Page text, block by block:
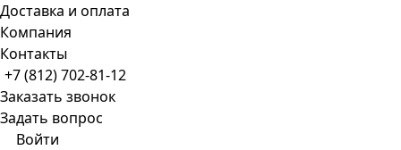
Доставка и оплата
Компания
Контакты
+7 (812) 702-81-12
Заказать звонок
Задать вопрос
Войти